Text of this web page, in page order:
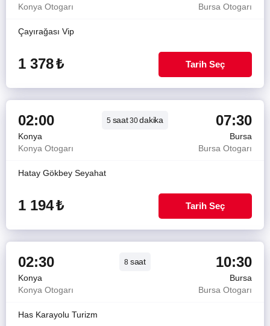
Konya Otogarı
Bursa Otogarı
Çayırağası Vip
1 378₺ Tarih Seç
02:00 5 saat30dakika 07:30
Konya
Bursa
Konya Otogarı
Bursa Otogarı
Hatay Gökbey Seyahat
1 194₺ Tarih Seç
02:30 8 saat 10:30
Konya
Bursa
Konya Otogarı
Bursa Otogarı
Has Karayolu Turizm